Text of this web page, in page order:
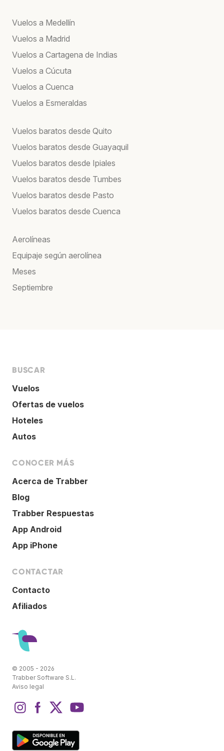
Vuelos a Medellín
Vuelos a Madrid
Vuelos a Cartagena de Indias
Vuelos a Cúcuta
Vuelos a Cuenca
Vuelos a Esmeraldas
Vuelos baratos desde Quito
Vuelos baratos desde Guayaquil
Vuelos baratos desde Ipiales
Vuelos baratos desde Tumbes
Vuelos baratos desde Pasto
Vuelos baratos desde Cuenca
Aerolíneas
Equipaje según aerolínea
Meses
Septiembre
BUSCAR
Vuelos
Ofertas de vuelos
Hoteles
Autos
CONOCER MÁS
Acerca de Trabber
Blog
Trabber Respuestas
App Android
App iPhone
CONTACTAR
Contacto
Afiliados
© 2005 - 2026
Trabber Software S.L.
Aviso legal